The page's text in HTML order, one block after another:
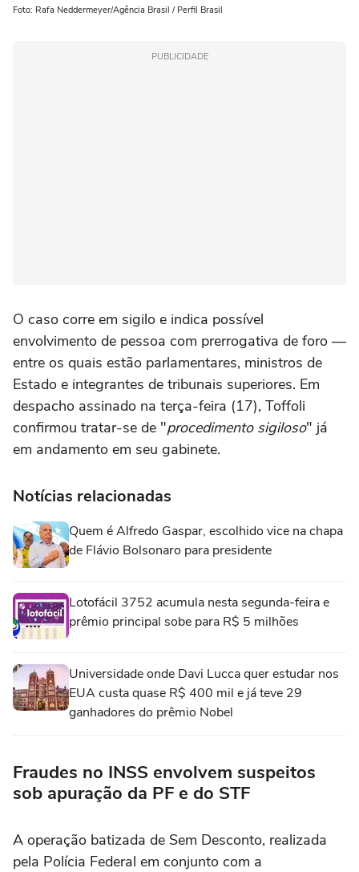
Foto: Rafa Neddermeyer/Agência Brasil / Perfil Brasil
PUBLICIDADE
O caso corre em sigilo e indica possível
envolvimento de pessoa com prerrogativa de foro —
entre os quais estão parlamentares, ministros de
Estado e integrantes de tribunais superiores. Em
despacho assinado na terça-feira (17), Toffoli
confirmou tratar-se de "procedimento sigiloso" já
em andamento em seu gabinete.
Notícias relacionadas
Quem é Alfredo Gaspar, escolhido vice na chapa
de Flávio Bolsonaro para presidente
Lotofácil 3752 acumula nesta segunda-feira e
prêmio principal sobe para R$ 5 milhões
Universidade onde Davi Lucca quer estudar nos
EUA custa quase R$ 400 mil e já teve 29
ganhadores do prêmio Nobel
Fraudes no INSS envolvem suspeitos
sob apuração da PF e do STF
A operação batizada de Sem Desconto, realizada
pela Polícia Federal em conjunto com a